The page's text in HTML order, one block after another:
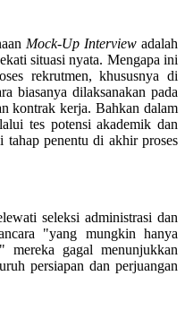
Mock-Up Interview adalah
situasi nyata. Mengapa ini
rekrutmen, khususnya di
biasanya dilaksanakan pada
kontrak kerja. Bahkan dalam
tes potensi akademik dan
tahap penentu di akhir proses
seleksi administrasi dan
"yang mungkin hanya
mereka gagal menunjukkan
persiapan dan perjuangan